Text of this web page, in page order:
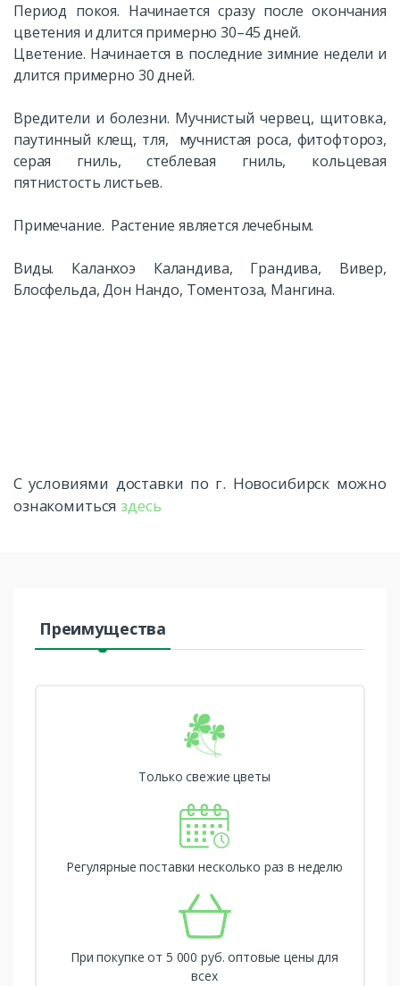
Период покоя. Начинается сразу после окончания
цветения и длится примерно 30–45 дней.
Цветение. Начинается в последние зимние недели и
длится примерно 30 дней.
Вредители и болезни. Мучнистый червец, щитовка,
паутинный клещ, тля, мучнистая роса, фитофтороз,
серая гниль, стеблевая гниль, кольцевая
пятнистость листьев.
Примечание. Растение является лечебным.
Виды. Каланхоэ Каландива, Грандива, Вивер,
Блосфельда, Дон Нандо, Томентоза, Мангина.
С условиями доставки по г. Новосибирск можно
ознакомитьсяздесь
Преимущества
Только свежие цветы
Регулярные поставки несколько раз в неделю
При покупке от 5 000 руб. оптовые цены для
всех